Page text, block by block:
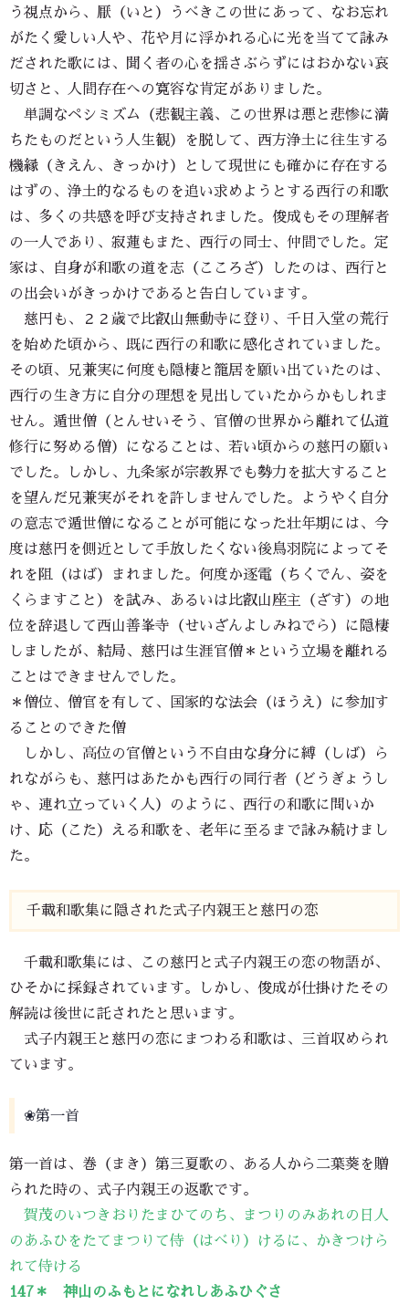
う視点から、厭（いと）うべきこの世にあって、なお忘れ
がたく愛しい人や、花や月に浮かれる心に光を当てて詠み
だされた歌には、聞く者の心を揺さぶらずにはおかない哀
切さと、人間存在への寛容な肯定がありました。
単調なペシミズム（悲観主義、この世界は悪と悲惨に満
ちたものだという人生観）を脱して、西方浄土に往生する
機縁（きえん、きっかけ）として現世にも確かに存在する
はずの、浄土的なるものを追い求めようとする西行の和歌
は、多くの共感を呼び支持されました。俊成もその理解者
の一人であり、寂蓮もまた、西行の同士、仲間でした。定
家は、自身が和歌の道を志（こころざ）したのは、西行と
の出会いがきっかけであると告白しています。
慈円も、２２歳で比叡山無動寺に登り、千日入堂の荒行
を始めた頃から、既に西行の和歌に感化されていました。
その頃、兄兼実に何度も隠棲と籠居を願い出ていたのは、
西行の生き方に自分の理想を見出していたからかもしれま
せん。遁世僧（とんせいそう、官僧の世界から離れて仏道
修行に努める僧）になることは、若い頃からの慈円の願い
でした。しかし、九条家が宗教界でも勢力を拡大すること
を望んだ兄兼実がそれを許しませんでした。ようやく自分
の意志で遁世僧になることが可能になった壮年期には、今
度は慈円を側近として手放したくない後鳥羽院によってそ
れを阻（はば）まれました。何度か逐電（ちくでん、姿を
くらますこと）を試み、あるいは比叡山座主（ざす）の地
位を辞退して西山善峯寺（せいざんよしみねでら）に隠棲
しましたが、結局、慈円は生涯官僧＊という立場を離れる
ことはできませんでした。
＊僧位、僧官を有して、国家的な法会（ほうえ）に参加す
ることのできた僧
しかし、高位の官僧という不自由な身分に縛（しば）ら
れながらも、慈円はあたかも西行の同行者（どうぎょうし
ゃ、連れ立っていく人）のように、西行の和歌に問いか
け、応（こた）える和歌を、老年に至るまで詠み続けまし
た。
千載和歌集に隠された式子内親王と慈円の恋
千載和歌集には、この慈円と式子内親王の恋の物語が、
ひそかに採録されています。しかし、俊成が仕掛けたその
解読は後世に託されたと思います。
式子内親王と慈円の恋にまつわる和歌は、三首収められ
ています。
❀第一首
第一首は、巻（まき）第三夏歌の、ある人から二葉葵を贈
られた時の、式子内親王の返歌です。
賀茂のいつきおりたまひてのち、まつりのみあれの日人
のあふひをたてまつりて侍（はべり）けるに、かきつけら
れて侍ける
147＊
神山のふもとになれしあふひぐさ